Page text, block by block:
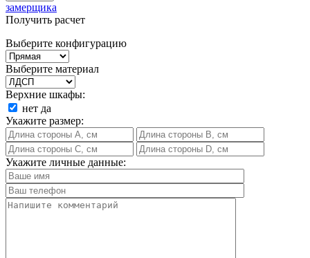
замерщика
Получить расчет
Выберите конфигурацию
Выберите материал
Верхние шкафы:
нет да
Укажите размер:
Укажите личные данные: